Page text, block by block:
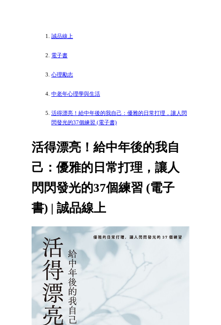
誠品線上
電子書
心理勵志
中老年心理學與生活
活得漂亮！給中年後的我自己：優雅的日常打理，讓人閃
閃發光的37個練習 (電子書)
活得漂亮！給中年後的我自
己：優雅的日常打理，讓人
閃閃發光的37個練習 (電子
書) | 誠品線上